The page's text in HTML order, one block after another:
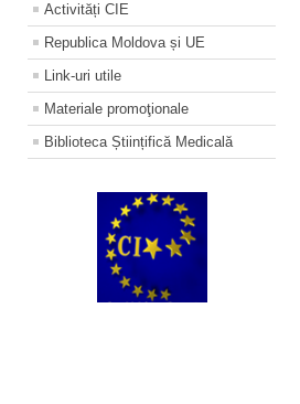
Activități CIE
Republica Moldova și UE
Link-uri utile
Materiale promoţionale
Biblioteca Științifică Medicală